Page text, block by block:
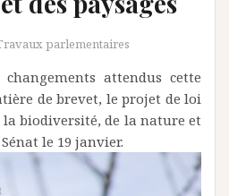
parlementaires
attendus cette
de brevet, le projet de loi
biodiversité, de la nature et
le 19 janvier.